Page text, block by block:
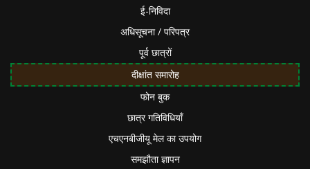
ई-निविदा
अधिसूचना / परिपत्र
पूर्व छात्रों
दीक्षांत समारोह
फोन बुक
छात्र गतिविधियाँ
एचएनबीजीयू मेल का उपयोग
समझौता ज्ञापन